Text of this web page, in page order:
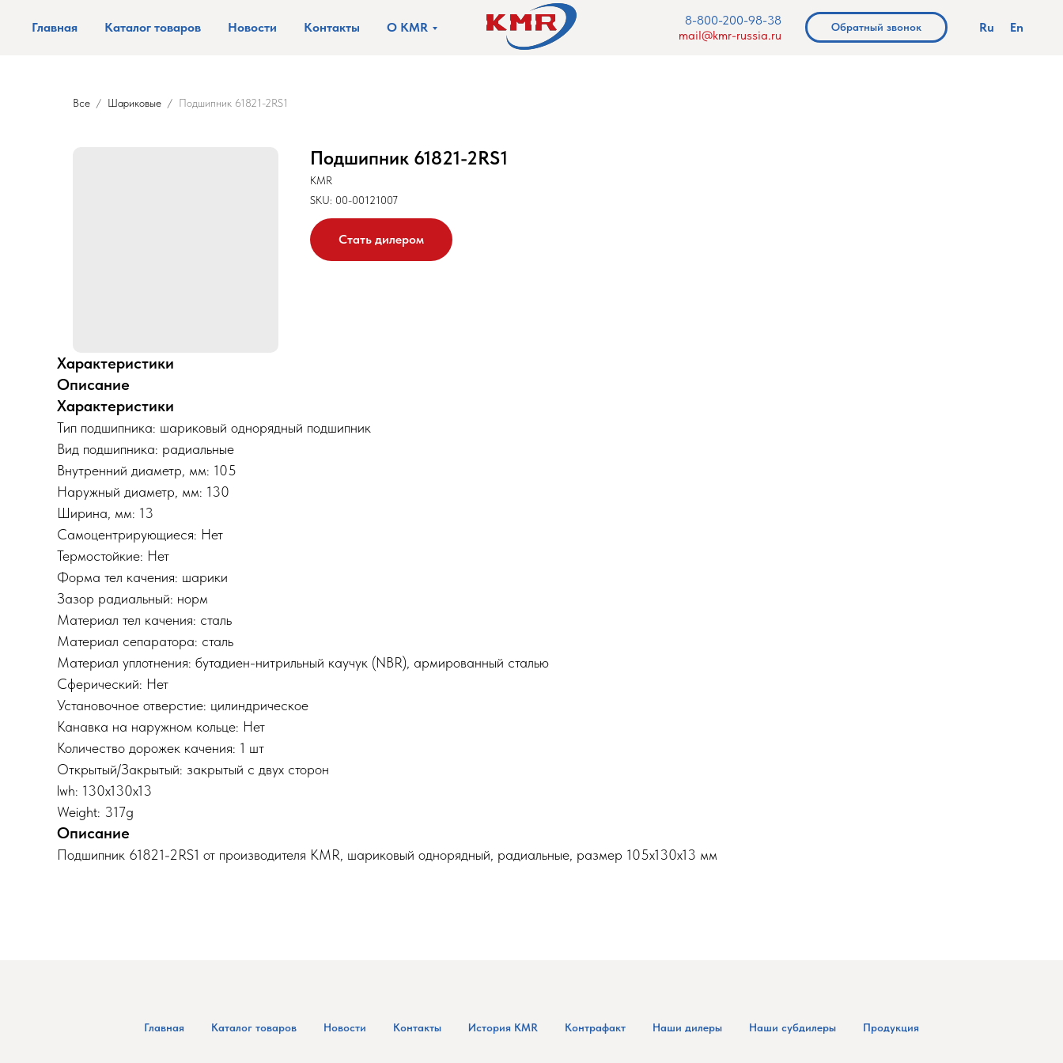
Главная Каталог товаров Новости Контакты О KMR
8-800-200-98-38
mail@kmr-russia.ru
Обратный звонок Ru En
Все Шариковые Подшипник 61821-2RS1
Подшипник 61821-2RS1
KMR
SKU: 00-00121007
Стать дилером
Характеристики
Описание
Характеристики
Тип подшипника: шариковый однорядный подшипник
Вид подшипника: радиальные
Внутренний диаметр, мм: 105
Наружный диаметр, мм: 130
Ширина, мм: 13
Самоцентрирующиеся: Нет
Термостойкие: Нет
Форма тел качения: шарики
Зазор радиальный: норм
Материал тел качения: сталь
Материал сепаратора: сталь
Материал уплотнения: бутадиен-нитрильный каучук (NBR), армированный сталью
Сферический: Нет
Установочное отверстие: цилиндрическое
Канавка на наружном кольце: Нет
Количество дорожек качения: 1 шт
Открытый/Закрытый: закрытый с двух сторон
lwh: 130x130x13
Weight: 317g
Описание
Подшипник 61821-2RS1 от производителя KMR, шариковый однорядный, радиальные, размер 105x130x13 мм
Главная Каталог товаров Новости Контакты История KMR Контрафакт Наши дилеры Наши субдилеры Продукция